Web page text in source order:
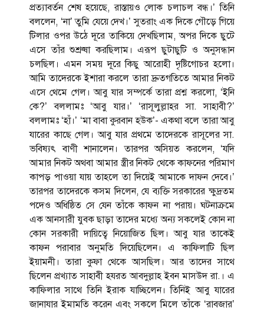
প্রত্যাবর্তন শেষ হয়েছে, রাস্তায়ও লোক চলাচল বন্ধ।’ তিনি
বললেন, ‘না’ তুমি যেয়ে দেখ।’ সুতরাং এক দিকে গৌড়ে গিয়ে
টিলার ওপর উঠে দূরে তাকিয়ে দেখছিলাম, অপর দিকে ছুটে
এসে তাঁর শুশ্রুষা করছিলাম। এরূপ ছুটাছুটি ও অনুসন্ধান
চলছিল। এমন সময় দূরে কিছু আরোহী দৃষ্টিগোচর হলো।
আমি তাদেরকে ইশারা করলে তারা দ্রুতগতিতে আমার নিকট
এসে থেমে গেল। আবু যার সম্পর্কে তারা প্রশ্ন করলো, ‘ইনি
কে?’ বললামঃ ‘আবু যার।’ ‘রাসূলুল্লাহর সা. সাহাবী?’
বললামঃ ‘হাঁ।’ ‘মা বাবা কুরবান হউক’- একথা বলে তারা আবু
যারের কাছে গেল। আবু যার প্রথমে তাদেরকে রাসূলের সা.
ভবিষ্যৎ বাণী শানালেন। তারপর অসিয়ত করলেন, ‘যদি
আমার নিকট অথবা আমার স্ত্রীর নিকট থেকে কাফনের পরিমাণ
কাপড় পাওয়া যায় তাহলে তা দিয়েই আমাকে দাফন দেবে।’
তারপর তাদেরকে কসম দিলেন, যে ব্যক্তি সরকারের ক্ষুদ্রতম
পদেও অধিষ্ঠিত সে যেন তাঁকে কাফন না পরায়। ঘটনাক্রমে
এক আনসারী যুবক ছাড়া তাদের মধ্যে অন্য সকলেই কোন না
কোন সরকারী দায়িত্বে নিয়োজিত ছিল। আবু যার তাকেই
কাফন পরাবার অনুমতি দিয়েছিলেন। এ কাফিলাটি ছিল
ইয়ামনী। তারা কুফা থেকে আসছিল। আর তাদের সাথে
ছিলেন প্রখ্যাত সাহাবী হযরত আবদুল্লাহ ইবন মাসউদ রা.। এ
কাফিলার সাথে তিনি ইরাক যাচ্ছিলেন। তিনিই আবু যারের
জানাযার ইমামতি করেন এবং সকলে মিলে তাঁকে ‘রাবজার’